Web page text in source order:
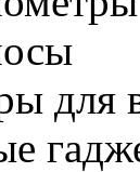
для